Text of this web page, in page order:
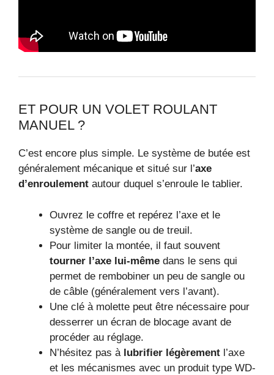
ET POUR UN VOLET ROULANT
MANUEL ?
C’est encore plus simple. Le système de butée est
généralement mécanique et situé sur l’axe
d’enroulement autour duquel s’enroule le tablier.
Ouvrez le coffre et repérez l’axe et le
système de sangle ou de treuil.
Pour limiter la montée, il faut souvent
tourner l’axe lui-même dans le sens qui
permet de rembobiner un peu de sangle ou
de câble (généralement vers l’avant).
Une clé à molette peut être nécessaire pour
desserrer un écran de blocage avant de
procéder au réglage.
N’hésitez pas à lubrifier légèrement l’axe
et les mécanismes avec un produit type WD-